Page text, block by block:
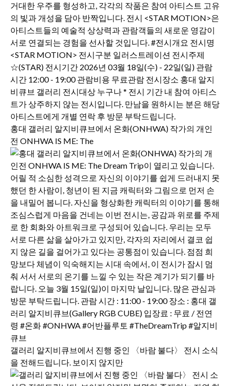
홍대 갤러리 알지비큐브에서 온화(ONHWA) 작가의 개인
전 ONHWA IS ME: The
갤러리 알지비큐브에서 진행 중인 〈바람 불다〉 전시 소식
을 전해드립니다. 보이지 않지만